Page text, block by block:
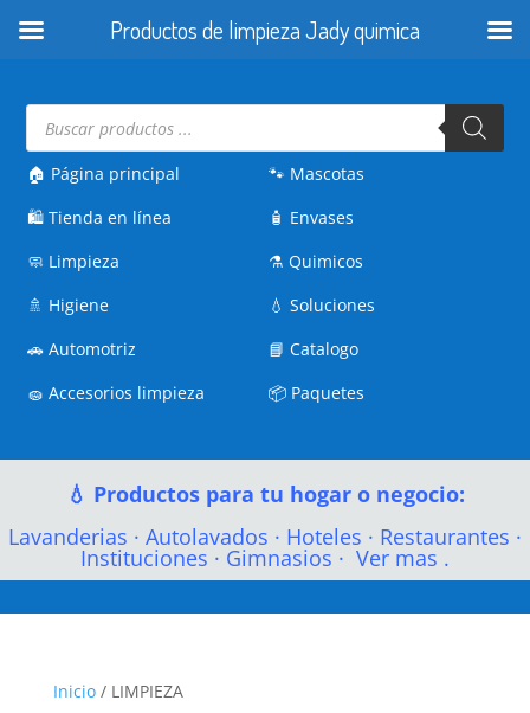
Búsqueda
productos
🏠 Página principal
🛍️Tienda en línea
🧼 Limpieza
🚿 Higiene
🚗Automotriz
🧽Accesorios limpieza
🐾 Mascotas
🧴 Envases
⚗️Quimicos
💧Soluciones
📘Catalogo
📦 Paquetes
💧 Productos para tu hogar o negocio:
Lavanderias · Autolavados · Hoteles · Restaurantes ·
Instituciones · Gimnasios · Ver mas .
Inicio/ LIMPIEZA
Productos de limpieza Jady quimica